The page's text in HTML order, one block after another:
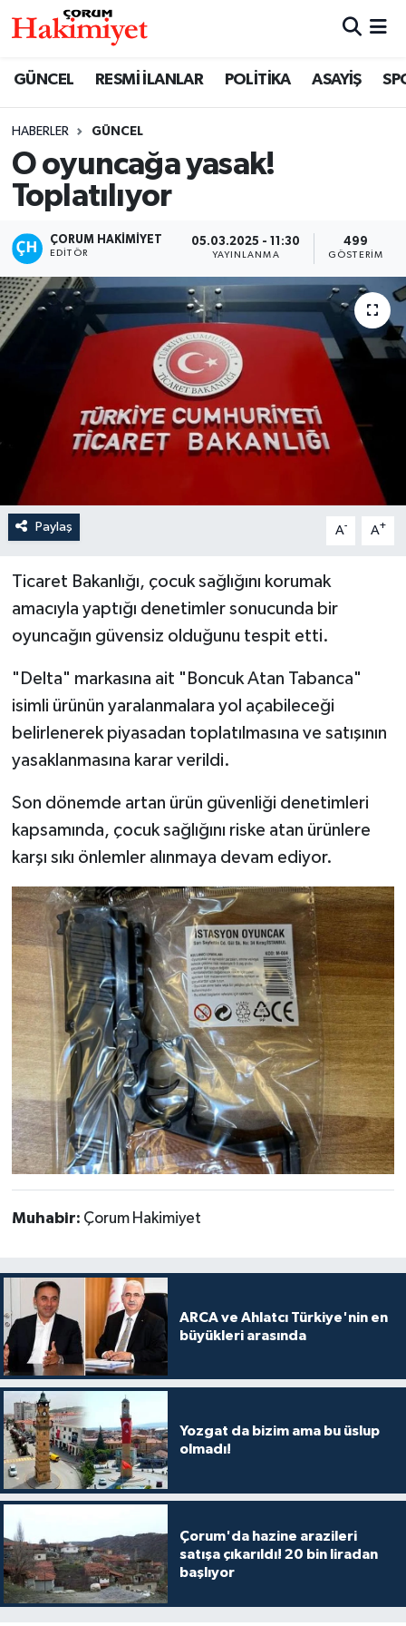
GÜNCEL RESMİ İLANLAR POLİTİKA ASAYİŞ
HABERLER GÜNCEL
O oyuncağa yasak!
Toplatılıyor
ÇORUM HAKIMIYET
EDITÖR
05.03.2025 - 11:30
YAYINLANMA
499
GÖSTERIM
Paylaş A- A+
Ticaret Bakanlığı, çocuk sağlığını korumak
amacıyla yaptığı denetimler sonucunda bir
oyuncağın güvensiz olduğunu tespit etti.
"Delta" markasına ait "Boncuk Atan Tabanca"
isimli ürünün yaralanmalara yol açabileceği
belirlenerek piyasadan toplatılmasına ve satışının
yasaklanmasına karar verildi.
Son dönemde artan ürün güvenliği denetimleri
kapsamında, çocuk sağlığını riske atan ürünlere
karşı sıkı önlemler alınmaya devam ediyor.
Muhabir: Çorum Hakimiyet
ARCA ve Ahlatcı Türkiye'nin en
büyükleri arasında
Yozgat da bizim ama bu üslup
olmadı!
Çorum'da hazine arazileri
satışa çıkarıldı! 20 bin liradan
başlıyor
SAĞLIK
ASAYİŞ
EKONOMİ
GÜNCEL
AKTÜEL
EĞİTİM
İLÇELER
TEKNOLOJİ
Nöbetçi Eczaneler
Çorum Namaz Vakitleri
Trafik Durumu
Süper Lig Puan Durumu ve Fikstür
Tüm Manşetler
Son Dakika Haberleri
Haber Arşivi